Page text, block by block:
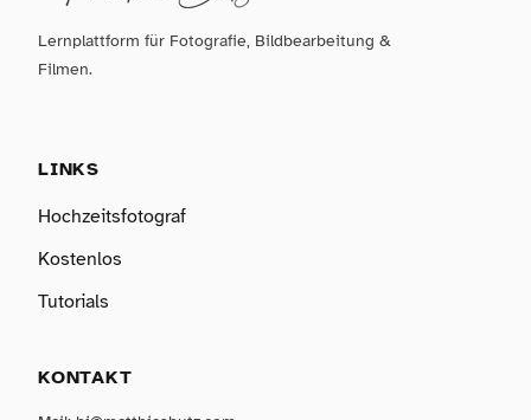
Lernplattform für Fotografie, Bildbearbeitung &
Filmen.
LINKS
Hochzeitsfotograf
Kostenlos
Tutorials
KONTAKT